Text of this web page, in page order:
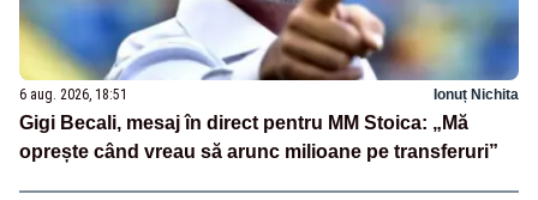
6 aug. 2026, 18:51 Ionuț Nichita
Gigi Becali, mesaj în direct pentru MM Stoica: „Mă
oprește când vreau să arunc milioane pe transferuri”